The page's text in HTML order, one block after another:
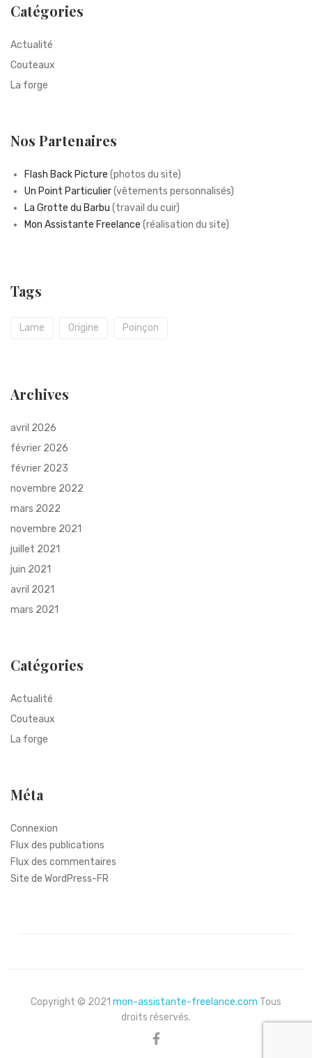
Catégories
Actualité
Couteaux
La forge
Nos Partenaires
Flash Back Picture (photos du site)
Un Point Particulier(vêtements personnalisés)
La Grotte du Barbu (travail du cuir)
Mon Assistante Freelance (réalisation du site)
Tags
Lame Origine Poinçon
Archives
avril 2026
février 2026
février 2023
novembre 2022
mars 2022
novembre 2021
juillet 2021
juin 2021
avril 2021
mars 2021
Catégories
Actualité
Couteaux
La forge
Méta
Connexion
Flux des publications
Flux des commentaires
Site de WordPress-FR
Copyright © 2021 mon-assistante-freelance.com Tous
droits réservés.